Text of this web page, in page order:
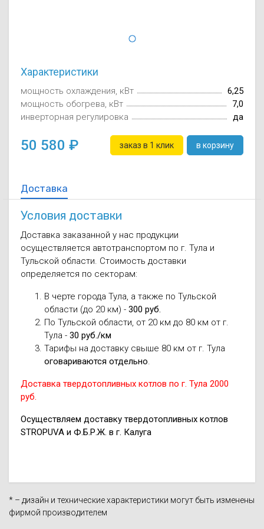
Характеристики
мощность охлаждения, кВт
6,25
мощность обогрева, кВт
7,0
инверторная регулировка
да
50 580 заказ в 1 клик в корзину
Доставка
Условия доставки
Доставка заказанной у нас продукции
осуществляется автотранспортом по г. Тула и
Тульской области. Стоимость доставки
определяется по секторам:
В черте города Тула, а также по Тульской
области (до 20 км) - 300 руб.
По Тульской области, от 20 км до 80 км от г.
Тула - 30 руб./км
Тарифы на доставку свыше 80 км от г. Тула
оговариваются отдельно.
Доставка твердотопливных котлов по г. Тула 2000
руб.
Осуществляем доставку твердотопливных котлов
STROPUVA и Ф.Б.Р.Ж. в г. Калуга
* – дизайн и технические характеристики могут быть изменены
фирмой производителем